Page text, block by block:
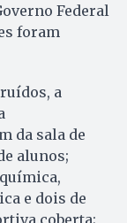
Federal
foram
a
da sala de
alunos;
e dois de